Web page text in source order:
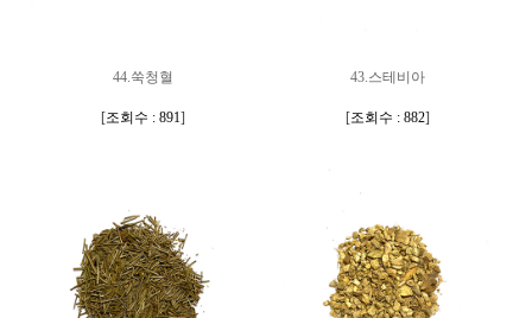
44.쑥청혈
[조회수 : 891]
43.스테비아
[조회수 : 882]